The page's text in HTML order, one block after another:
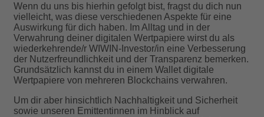
Wenn du uns bis hierhin gefolgt bist, fragst du dich nun
vielleicht, was diese verschiedenen Aspekte für eine
Auswirkung für dich haben. Im Alltag und in der
Verwahrung deiner digitalen Wertpapiere wirst du als
wiederkehrende/r WIWIN-Investor/in eine Verbesserung
der Nutzerfreundlichkeit und der Transparenz bemerken.
Grundsätzlich kannst du in einem Wallet digitale
Wertpapiere von mehreren Blockchains verwahren.
Um dir aber hinsichtlich Nachhaltigkeit und Sicherheit
sowie unseren Emittentinnen im Hinblick auf